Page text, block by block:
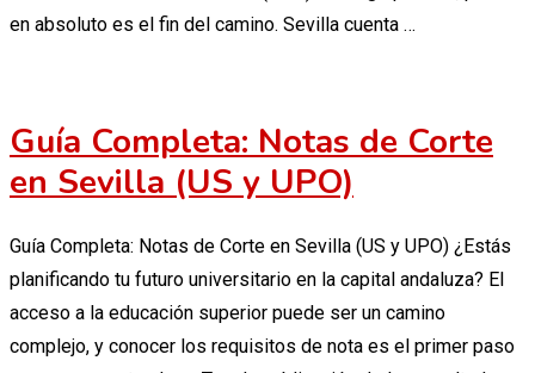
en absoluto es el fin del camino. Sevilla cuenta …
Guía Completa: Notas de Corte
en Sevilla (US y UPO)
Guía Completa: Notas de Corte en Sevilla (US y UPO) ¿Estás
planificando tu futuro universitario en la capital andaluza? El
acceso a la educación superior puede ser un camino
complejo, y conocer los requisitos de nota es el primer paso